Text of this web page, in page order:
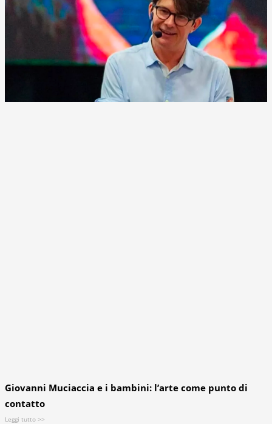
Giovanni Muciaccia e i bambini: l’arte come punto di
contatto
Leggi tutto >>